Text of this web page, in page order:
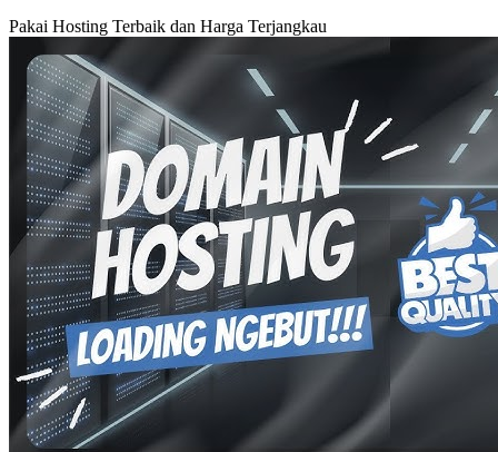
Pakai Hosting Terbaik dan Harga Terjangkau